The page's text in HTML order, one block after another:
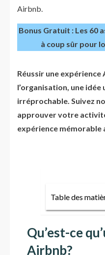
Airbnb.
Bonus Gratuit : Les 60
à coup sûr pour
Réussir une
l’organisation, une
irréprochable. Suivez
approuver votre
expérience mémorable
Table des
Qu’est-ce
Airbnb?